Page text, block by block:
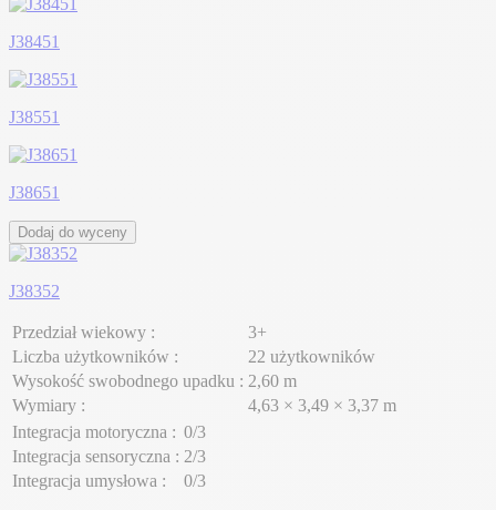
J38451
J38551
J38651
Dodaj do wyceny
J38352
Przedział wiekowy :
3+
Liczba użytkowników :
22 użytkowników
Wysokość swobodnego upadku : 2,60 m
Wymiary :
4,63 × 3,49 × 3,37 m
Integracja motoryczna : 0/3
Integracja sensoryczna : 2/3
Integracja umysłowa :
0/3